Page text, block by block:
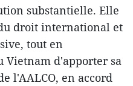
substantielle. Elle
droit international et
tout en
d'apporter sa
l'AALCO, en accord